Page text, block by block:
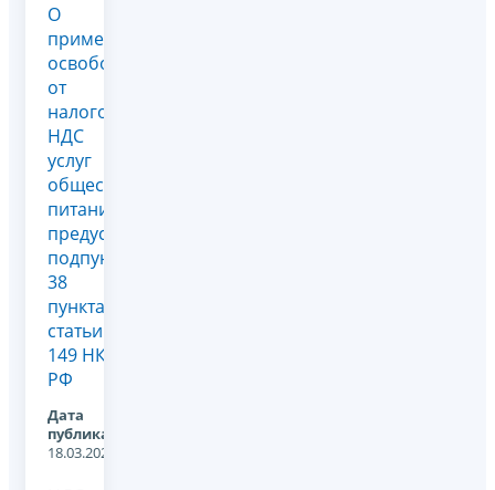
О
применении
освобождения
от
налогообложения
НДС
услуг
общественного
питания,
предусмотренного
подпунктом
38
пункта 3
статьи
149 НК
РФ
Дата
публикации:
18.03.2022